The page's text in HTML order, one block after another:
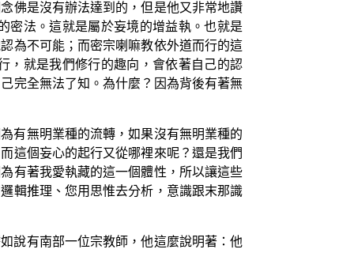
佛是沒有辦法達到的，但是他又非常地讚
密法。這就是屬於妄境的增益執。也就是
為不可能；而密宗喇嘛教依外道而行的這
，就是我們修行的趣向，會依著自己的認
完全無法了知。為什麼？因為背後有著無
有無明業種的流轉，如果沒有無明業種的
這個妄心的起行又從哪裡來呢？還是我們
有著我愛執藏的這一個體性，所以讓這些
輯推理、您用思惟去分析，意識跟末那識
說有南部一位宗教師，他這麼說明著：他